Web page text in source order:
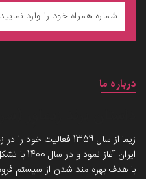
درباره ما
زیما از سال 1359
ایران
با هدف بهره مند شدن از سیستم